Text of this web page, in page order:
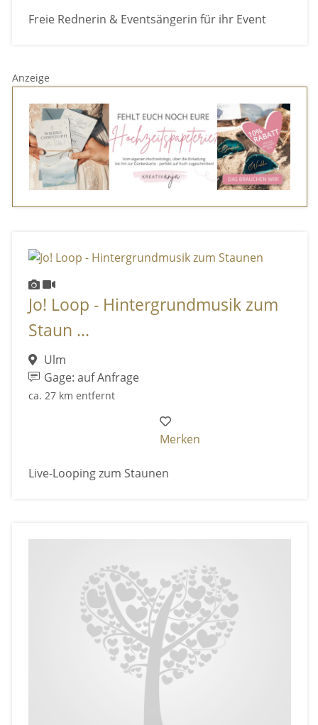
Freie Rednerin & Eventsängerin für ihr Event
Anzeige
Jo! Loop - Hintergrundmusik zum
Staun ...
Ulm
Gage: auf Anfrage
ca. 27 km entfernt
Merken
Live-Looping zum Staunen